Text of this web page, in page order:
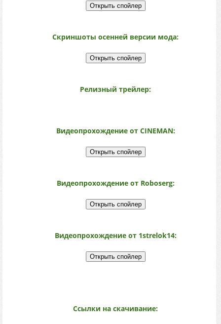
Скриншоты осенней версии мода:
Релизный трейлер:
Видеопрохождение от CINEMAN:
Видеопрохождение от Roboserg:
Видеопрохождение от 1strelok14:
Ссылки на скачивание: